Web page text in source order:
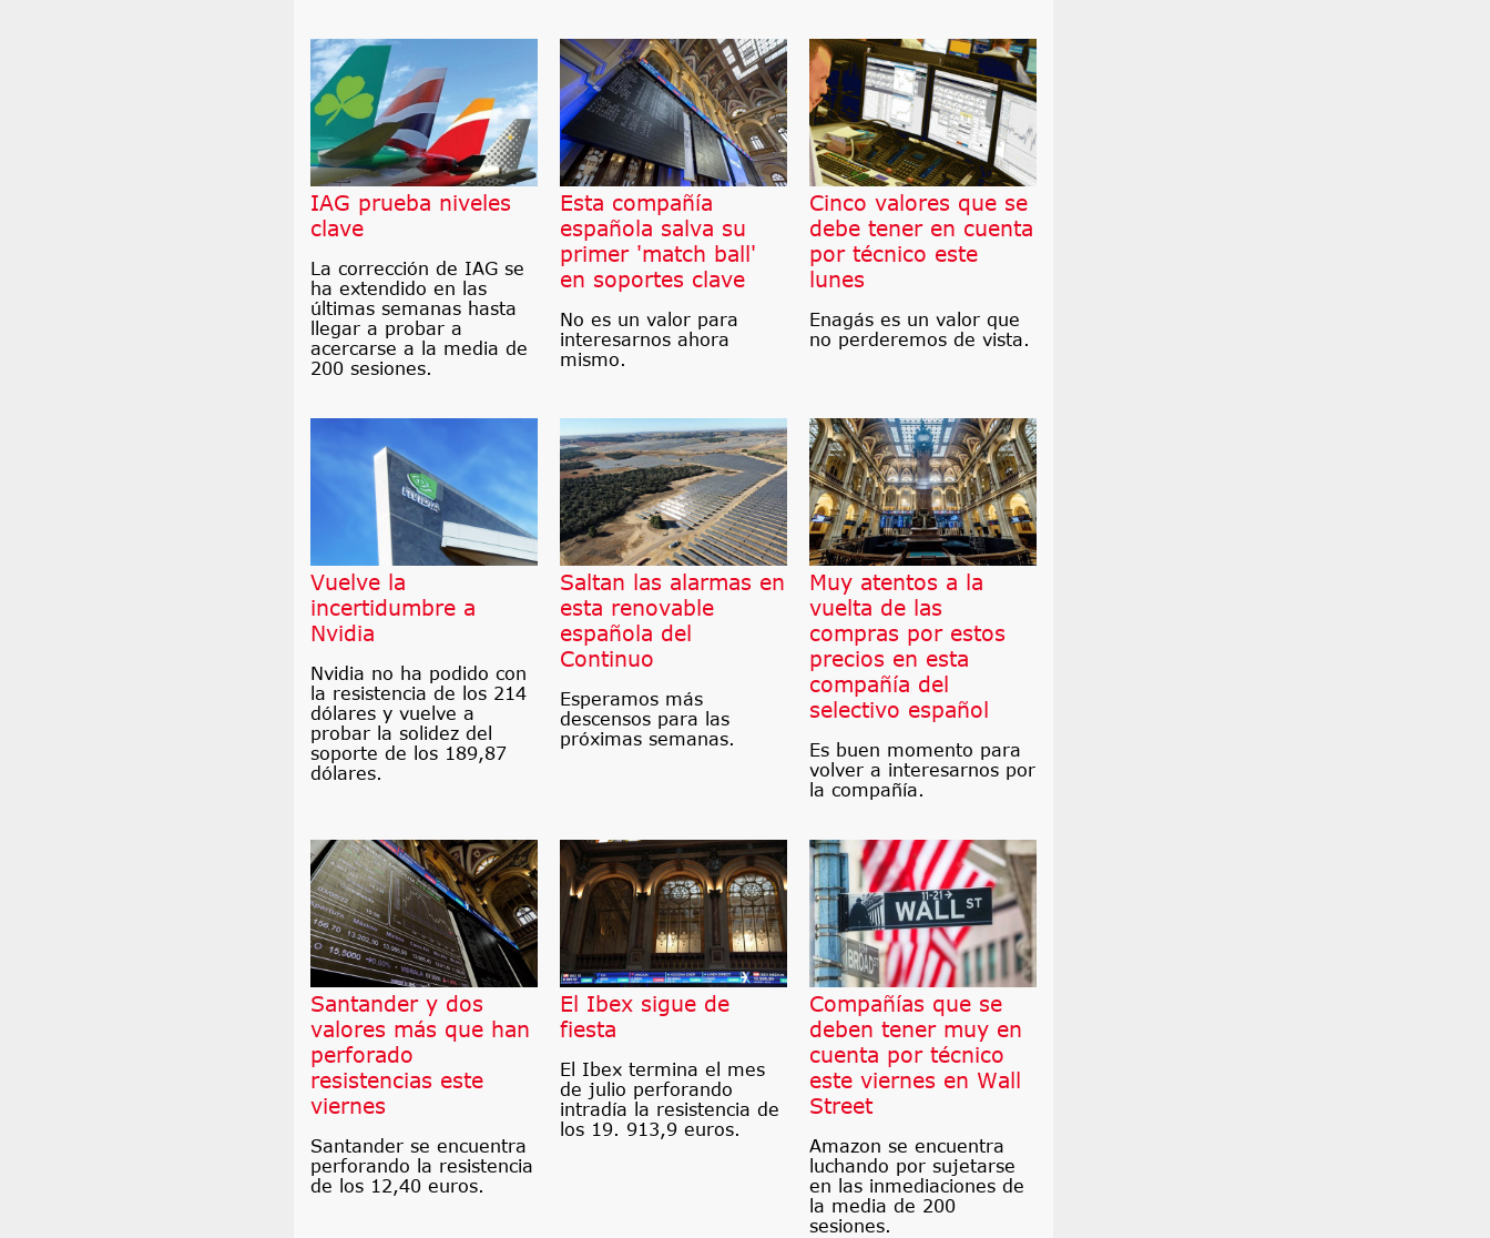
IAG prueba niveles
clave
La corrección de IAG se
ha extendido en las
últimas semanas hasta
llegar a probar a
acercarse a la media de
200 sesiones.
Esta compañía
española salva su
primer 'match ball'
en soportes clave
No es un valor para
interesarnos ahora
mismo.
Cinco valores que se
debe tener en cuenta
por técnico este
lunes
Enagás es un valor que
no perderemos de vista.
Vuelve la
incertidumbre a
Nvidia
Nvidia no ha podido con
la resistencia de los 214
dólares y vuelve a
probar la solidez del
soporte de los 189,87
dólares.
Saltan las alarmas en
esta renovable
española del
Continuo
Esperamos más
descensos para las
próximas semanas.
Muy atentos a la
vuelta de las
compras por estos
precios en esta
compañía del
selectivo español
Es buen momento para
volver a interesarnos por
la compañía.
Santander y dos
valores más que han
perforado
resistencias este
viernes
Santander se encuentra
perforando la resistencia
de los 12,40 euros.
El Ibex sigue de
fiesta
El Ibex termina el mes
de julio perforando
intradía la resistencia de
los 19. 913,9 euros.
Compañías que se
deben tener muy en
cuenta por técnico
este viernes en Wall
Street
Amazon se encuentra
luchando por sujetarse
en las inmediaciones de
la media de 200
sesiones.